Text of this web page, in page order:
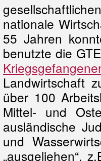
nationale
55 Jahren
benutzte die
Landwirtschaft
über 100
Mittel- und
ausländische
und
„ausgeliehen“,